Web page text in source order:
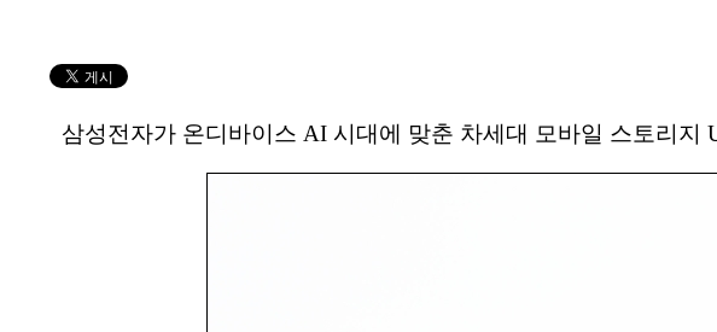
삼성전자가 온디바이스 AI 시대에 맞춘 차세대 모바일 스토리지